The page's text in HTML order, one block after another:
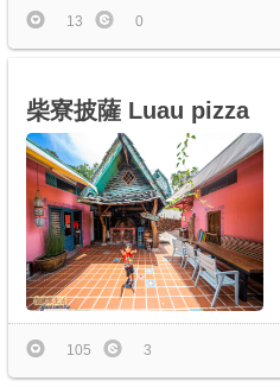
13 0
柴寮披薩 Luau pizza
105 3